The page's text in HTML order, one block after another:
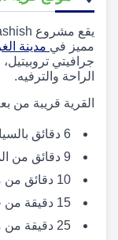
مميز في مدينة
جرافيتي
الراحة والترفيه.
القرية قريبة من
6 دقائق بالسيارة من صواري مارينا.
9 دقائق من المدينة القديمة.
10 دقائق من مول سينزو بالغردقة.
15 دقيقة من خليج مكادي و
25 دقيقة من مطار الغردقة.